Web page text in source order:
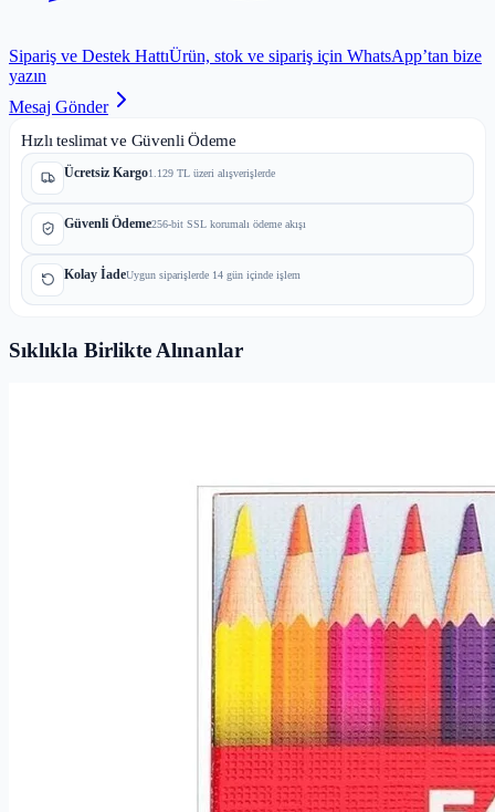
Sipariş ve Destek HattıÜrün, stok ve sipariş için WhatsApp’tan bize
yazın
Mesaj Gönder
Hızlı teslimat ve Güvenli Ödeme
Ücretsiz Kargo1.129 TL üzeri alışverişlerde
Güvenli Ödeme256-bit SSL korumalı ödeme akışı
Kolay İadeUygun siparişlerde 14 gün içinde işlem
Sıklıkla Birlikte Alınanlar